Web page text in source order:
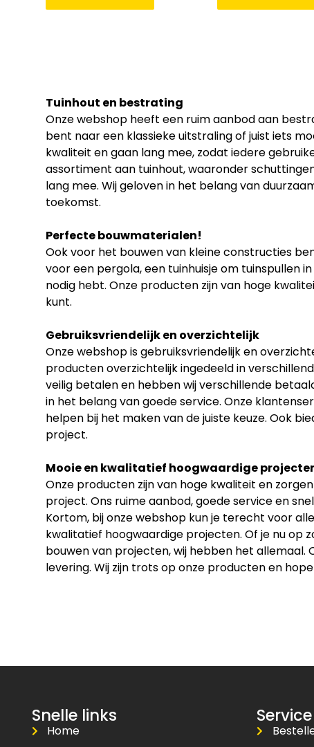
Tuinhout en bestrating
Onze webshop heeft een ruim aanbod aan
bent naar een klassieke uitstraling of juist iets
kwaliteit en gaan lang mee, zodat iedere
assortiment aan tuinhout, waaronder
lang mee. Wij geloven in het belang van
toekomst.
Perfecte bouwmaterialen!
Ook voor het bouwen van kleine constructies
voor een pergola, een tuinhuisje om tuinspullen
nodig hebt. Onze producten zijn van hoge
kunt.
Gebruiksvriendelijk en overzichtelijk
Onze webshop is gebruiksvriendelijk en
producten overzichtelijk ingedeeld in
veilig betalen en hebben wij verschillende
in het belang van goede service. Onze
helpen bij het maken van de juiste keuze. Ook
project.
Mooie en kwalitatief hoogwaardige
Onze producten zijn van hoge kwaliteit en
project. Ons ruime aanbod, goede service en
Kortom, bij onze webshop kun je terecht voor
kwalitatief hoogwaardige projecten. Of je nu
bouwen van projecten, wij hebben het allemaal.
levering. Wij zijn trots op onze producten en
Snelle links
Home